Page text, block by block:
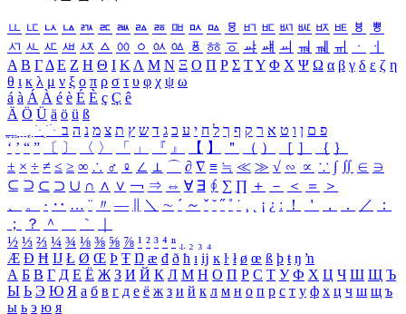
ㅥ ㅦ ㅧ ㅨ ㅩ ㅪ ㅫ ㅬ ㅭ ㅮ ㅯ ㅰ ㅱ ㅲ ㅳ ㅴ ㅵ ㅶ ㅷ ㅸ
ㅹ
ㅺ ㅻ ㅼ ㅽ ㅾ ㅿ ㆀ ㆁ ㆂ ㆃ ㆄ ㆅ ㆆ ㆇ ㆈ ㆉ ㆊ ㆋ ㆌ ㆍ
ㆎ
Α Β ΓΔ Ε Ζ Η Θ Ι ΚΛ Μ Ν Ξ Ο Π Ρ Σ ΤΥ Φ Χ Ψ Ω α β γ δ ε ζ η
θ ι κ λ μ ν ξ ο π ρ σ τ υ φ χ ψ ω
á à Á À é è É È ç Ç ê
Ä Ö Ü ä ö ü ß
ִֶֹ ֻּ ׁׂ פ ם ן ו ט א ר ק ף ך ל ח י ע כ ג ד ש ץ ת צ מ נ ה ב
‘ ’ “ ” 〔 〕 〈 〉 「 」 『 』 【 】 ＂ （ ） ［ ］ ｛ ｝
± × ÷ ≠ ≤ ≥ ∞ ∴ ♂ ♀ ∠ ⊥ ⌒ ∂ ∇ ≡ ≒ ≪ ≫ √ ∽ ∝ ∵ ∫ ∬ ∈ ∋
⊆ ⊇ ⊂ ⊃ ∪ ∩ ∧ ∨ ￢ ⇒ ⇔ ∀ ∃ ∮ ∑ ∏ ＋ － ＜ ＝
＞
、
。 · ‥ … ¨ 〃 ― ＼ ∼ ´ ～ ˇ ˘ ˝ ˚ ˙ ¸ ¡ ¿ ː ！ ＇ ， ． ／
：
；
？ ＾ ｀
½ ⅓ ⅔ ¼ ¾ ⅛ ⅜ ⅝ ⅞ ¹ ² ³ ⁴ ⁿ ₁ ₂ ₃ ₄
Æ Ð Ħ Ĳ Ł Ø Œ Þ Ŧ Ŋ æ đ ð ħ ı ĳ ĸ ŀ ł ø œ ß þ ŧ ŋ ŉ
А Б В Г Д Е Ё Ж З И Й К Л М Н О П Р С Т У Ф Х Ц Ч Ш Щ Ъ
Ы Ь Э Ю Я а б в г д е ё ж з и й к л м н о п р с т у ф х ц ч ш щ ъ
ы ь э ю я